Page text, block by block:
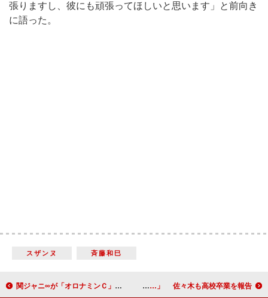
張りますし、彼にも頑張ってほしいと思います」と前向き
に語った。
スザンヌ 斉藤和巳
関ジャニ∞が「オロナミンＣ」新ＣＭに 「日本を明るく楽しく、元気にできたら」 ももクロ百田、学生時代は「勉強ばっかり…」 佐々木も高校卒業を報告